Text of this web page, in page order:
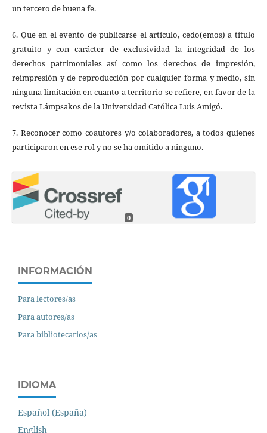
un tercero de buena fe.
6. Que en el evento de publicarse el artículo, cedo(emos) a título
gratuito y con carácter de exclusividad la integridad de los
derechos patrimoniales así como los derechos de impresión,
reimpresión y de reproducción por cualquier forma y medio, sin
ninguna limitación en cuanto a territorio se refiere, en favor de la
revista Lámpsakos de la Universidad Católica Luis Amigó.
7. Reconocer como coautores y/o colaboradores, a todos quienes
participaron en ese rol y no se ha omitido a ninguno.
0
INFORMACIÓN
Para lectores/as
Para autores/as
Para bibliotecarios/as
IDIOMA
Español (España)
English